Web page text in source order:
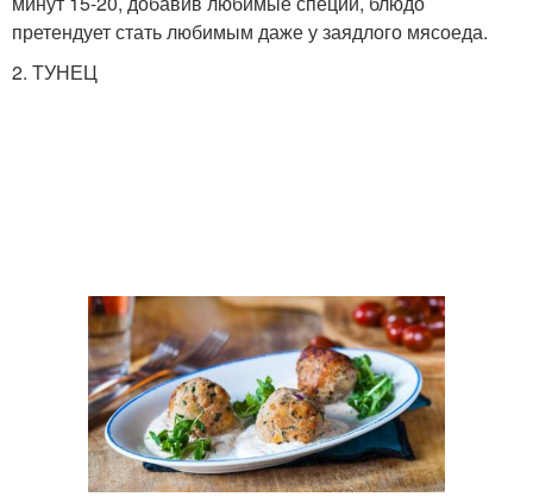
претендует стать любимым даже у заядлого мясоеда.
2. ТУНЕЦ